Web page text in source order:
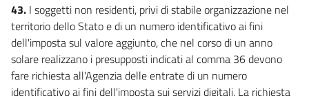
43. I soggetti non residenti, privi di stabile organizzazione nel
territorio dello Stato e di un numero identificativo ai fini
dell'imposta sul valore aggiunto, che nel corso di un anno
solare realizzano i presupposti indicati al comma 36 devono
fare richiesta all'Agenzia delle entrate di un numero
identificativo ai fini dell'imposta sui servizi digitali. La richiesta